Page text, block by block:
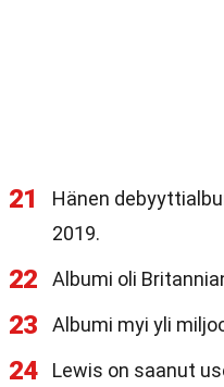
21
Hänen
2019.
22 Albumi oli
23 Albumi myi yli
24 Lewis on saanut